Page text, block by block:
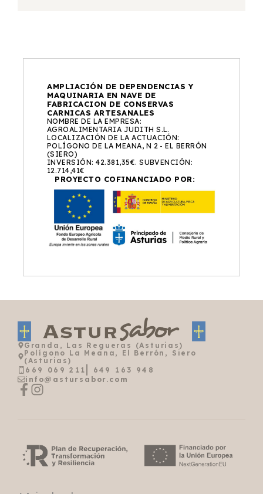
AMPLIACIÓN DE DEPENDENCIAS Y
MAQUINARIA EN NAVE DE
FABRICACION DE CONSERVAS
CARNICAS ARTESANALES
NOMBRE DE LA EMPRESA:
AGROALIMENTARIA JUDITH S.L.
LOCALIZACIÓN DE LA ACTUACIÓN:
POLÍGONO DE LA MEANA, N 2 - EL BERRÓN
(SIERO)
INVERSIÓN: 42.381,35€. SUBVENCIÓN:
12.714,41€
PROYECTO COFINANCIADO POR:
Granda, Las Regueras (Asturias)
Polígono La Meana, El Berrón, Siero
(Asturias)
669 069 211
649 163 948
info@astursabor.com